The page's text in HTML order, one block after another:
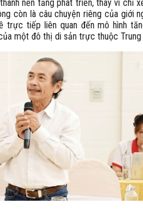
nền tảng phát triển, thay vì chỉ
còn là câu chuyện riêng của giới
trực tiếp liên quan đến mô hình
một đô thị di sản trực thuộc